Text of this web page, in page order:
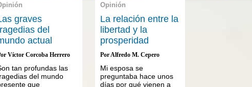
graves
del
actual
Víctor Corcoba Herrero
tan profundas las
del mundo
que
Opinión
La relación entre la
libertad y la
prosperidad
Por Alfredo M. Cepero
Mi esposa se
preguntaba hace unos
días por qué vienen a